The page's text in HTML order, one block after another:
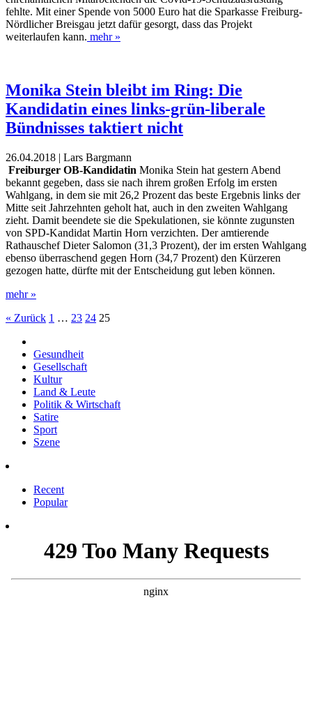
fehlte. Mit einer Spende von 5000 Euro hat die Sparkasse Freiburg-
Nördlicher Breisgau jetzt dafür gesorgt, dass das Projekt
weiterlaufen kann. mehr »
Monika Stein bleibt im Ring: Die
Kandidatin eines links-grün-liberale
Bündnisses taktiert nicht
26.04.2018 | Lars Bargmann
Freiburger OB-Kandidatin Monika Stein hat gestern Abend
bekannt gegeben, dass sie nach ihrem großen Erfolg im ersten
Wahlgang, in dem sie mit 26,2 Prozent das beste Ergebnis links der
Mitte seit Jahrzehnten geholt hat, auch in den zweiten Wahlgang
zieht. Damit beendete sie die Spekulationen, sie könnte zugunsten
von SPD-Kandidat Martin Horn verzichten. Der amtierende
Rathauschef Dieter Salomon (31,3 Prozent), der im ersten Wahlgang
ebenso überraschend gegen Horn (34,7 Prozent) den Kürzeren
gezogen hatte, dürfte mit der Entscheidung gut leben können.
mehr »
« Zurück 1 … 23 24 25
Gesundheit
Gesellschaft
Kultur
Land & Leute
Politik & Wirtschaft
Satire
Sport
Szene
Recent
Popular